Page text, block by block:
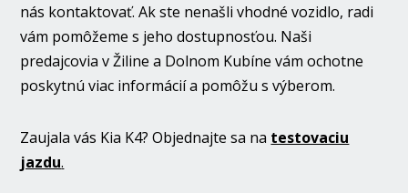
nás kontaktovať. Ak ste nenašli vhodné vozidlo, radi
vám pomôžeme s jeho dostupnosťou. Naši
predajcovia v Žiline a Dolnom Kubíne vám ochotne
poskytnú viac informácií a pomôžu s výberom.
Zaujala vás Kia K4? Objednajte sa na testovaciu
jazdu.